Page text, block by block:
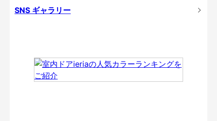
SNS ギャラリー